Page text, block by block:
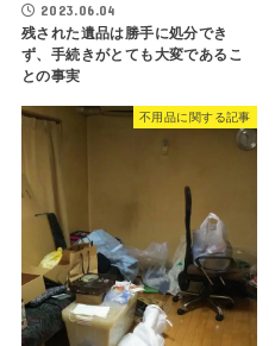
2023.06.04
残された遺品は勝手に処分でき
ず、手続きがとても大変であるこ
との事実
不用品に関する記事